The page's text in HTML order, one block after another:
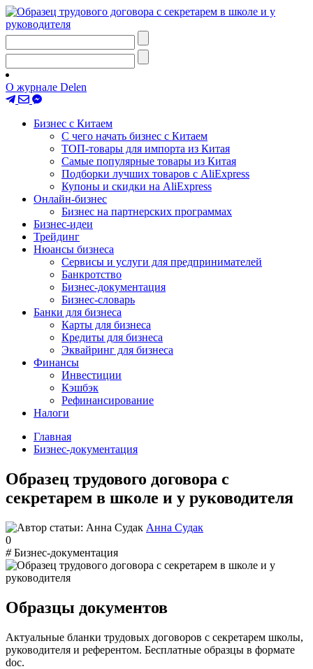
О журнале Delen
Бизнес с Китаем
С чего начать бизнес с Китаем
ТОП-товары для импорта из Китая
Самые популярные товары из Китая
Подборки лучших товаров с AliExpress
Купоны и скидки на AliExpress
Онлайн-бизнес
Бизнес на партнерских программах
Бизнес-идеи
Трейдинг
Нюансы бизнеса
Сервисы и услуги для предпринимателей
Банкротство
Бизнес-документация
Бизнес-словарь
Банки для бизнеса
Карты для бизнеса
Кредиты для бизнеса
Эквайринг для бизнеса
Финансы
Инвестиции
Кэшбэк
Рефинансирование
Налоги
Главная
Бизнес-документация
Образец трудового договора с
секретарем в школе и у руководителя
Анна Судак
0
# Бизнес-документация
Образцы документов
Актуальные бланки трудовых договоров с секретарем школы,
руководителя и референтом. Бесплатные образцы в формате
doc.